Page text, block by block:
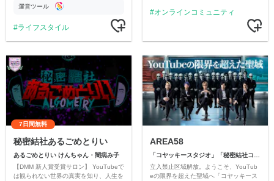
ただいています。
運営ツール
ライフスタイル
オンラインコミュニティ
7日間無料
秘密結社あるごめとりい
あるごめとりい けんちゃん・闇病み子
【DMM 新人賞受賞サロン】 YouTubeで
は観られない世界の真実を知り、人生を
AREA58
立入禁止区域解放。ようこそ、YouTub
eの限界を超えた聖域へ「コヤッキース